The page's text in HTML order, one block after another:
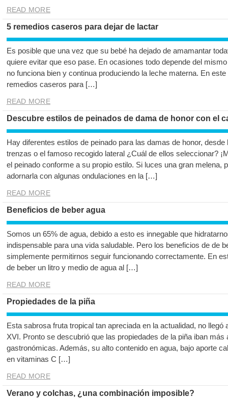
READ MORE
5 remedios caseros para dejar de lactar
Es posible que una vez que su bebé ha dejado de amamantar
quiere evitar que eso pase. En ocasiones todo depende del
no funciona bien y continua produciendo la leche materna. En
remedios caseros para […]
READ MORE
Descubre estilos de peinados de dama de honor con el
Hay diferentes estilos de peinado para las damas de honor,
trenzas o el famoso recogido lateral ¿Cuál de ellos seleccionar?
el peinado conforme a su propio estilo. Si luces una gran melena,
adornarla con algunas ondulaciones en la […]
READ MORE
Beneficios de beber agua
Somos un 65% de agua, debido a esto es innegable que
indispensable para una vida saludable. Pero los beneficios de de
simplemente permitirnos seguir funcionando correctamente. En
de beber un litro y medio de agua al […]
READ MORE
Propiedades de la piña
Esta sabrosa fruta tropical tan apreciada en la actualidad, no llegó
XVI. Pronto se descubrió que las propiedades de la piña iban
gastronómicas. Además, su alto contenido en agua, bajo aporte
en vitaminas C […]
READ MORE
Verano y colchas, ¿una combinación imposible?